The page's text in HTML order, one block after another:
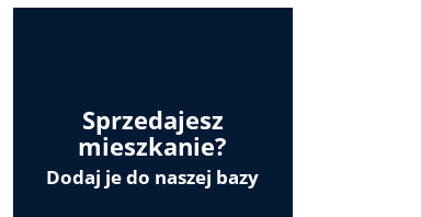
Sprzedajesz
mieszkanie?
Dodaj je do naszej bazy